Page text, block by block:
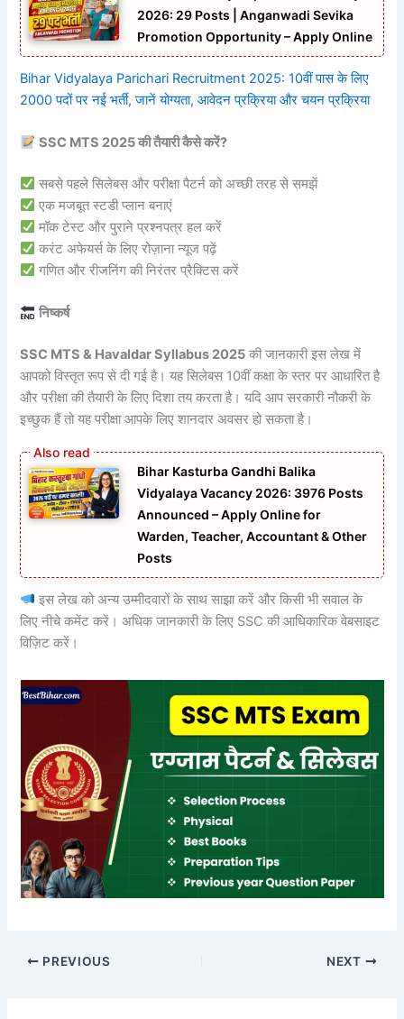
2026: 29 Posts | Anganwadi Sevika
Promotion Opportunity – Apply Online
Bihar Vidyalaya Parichari Recruitment 2025: 10वीं पास के लिए
2000 पदों पर नई भर्ती, जानें योग्यता, आवेदन प्रक्रिया और चयन प्रक्रिया
SSC MTS 2025 की तैयारी कैसे करें?
सबसे पहले सिलेबस और परीक्षा पैटर्न को अच्छी तरह से समझें
एक मजबूत स्टडी प्लान बनाएं
मॉक टेस्ट और पुराने प्रश्नपत्र हल करें
करंट अफेयर्स के लिए रोज़ाना न्यूज पढ़ें
गणित और रीजनिंग की निरंतर प्रैक्टिस करें
निष्कर्ष
SSC MTS & Havaldar Syllabus 2025 की जानकारी इस लेख में
आपको विस्तृत रूप से दी गई है। यह सिलेबस 10वीं कक्षा के स्तर पर आधारित है
और परीक्षा की तैयारी के लिए दिशा तय करता है। यदि आप सरकारी नौकरी के
इच्छुक हैं तो यह परीक्षा आपके लिए शानदार अवसर हो सकता है।
Bihar Kasturba Gandhi Balika
Vidyalaya Vacancy 2026: 3976 Posts
Announced – Apply Online for
Warden, Teacher, Accountant & Other
Posts
इस लेख को अन्य उम्मीदवारों के साथ साझा करें और किसी भी सवाल के
लिए नीचे कमेंट करें। अधिक जानकारी के लिए SSC की आधिकारिक वेबसाइट
विज़िट करें।
PREVIOUS NEXT